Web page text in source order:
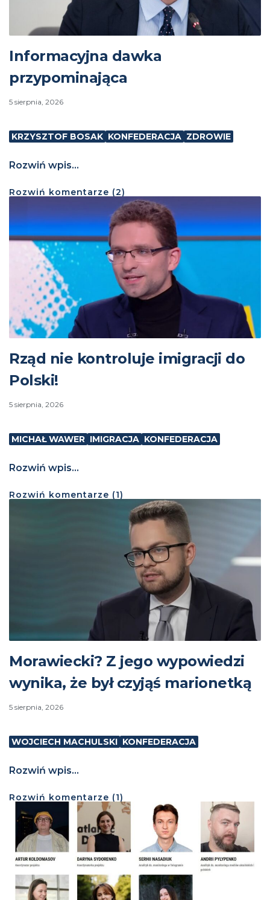
Informacyjna dawka
przypominająca
5 sierpnia, 2026
KRZYSZTOF BOSAK KONFEDERACJA ZDROWIE
Rozwiń wpis...
Rozwiń komentarze (2)
Rząd nie kontroluje imigracji do
Polski!
5 sierpnia, 2026
MICHAŁ WAWER IMIGRACJA KONFEDERACJA
Rozwiń wpis...
Rozwiń komentarze (1)
Morawiecki? Z jego wypowiedzi
wynika, że był czyjąś marionetką
5 sierpnia, 2026
WOJCIECH MACHULSKI KONFEDERACJA
Rozwiń wpis...
Rozwiń komentarze (1)